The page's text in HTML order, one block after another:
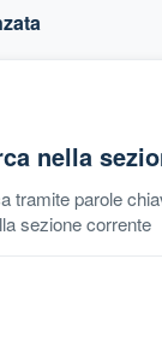
nella
tramite parole
sezione corrente